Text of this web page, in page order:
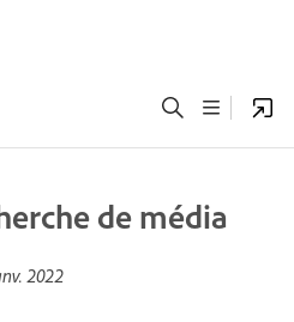
de média
2022